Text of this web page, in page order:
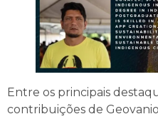
Entre os principais
contribuições de